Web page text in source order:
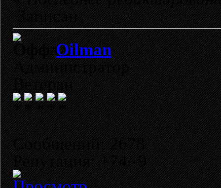
Записан
Oilman
Администратор
Ветеран
Сообщений: 2678
Репутация: +74/-9